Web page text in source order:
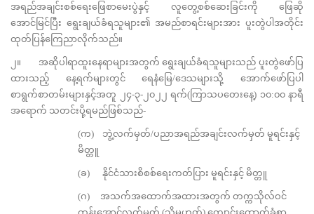
အရည်အချင်းစစ်ရေးဖြေစာမေးပွဲနှင့် လူတွေ့စစ်ဆေးခြင်းကို ဖြေဆို
အောင်မြင်ပြီး ရွေးချယ်ခံရသူများ၏ အမည်စာရင်းများအား ပူးတွဲပါအတိုင်း
ထုတ်ပြန်ကြေညာလိုက်သည်။
၂။ အဆိုပါရာထူးနေရာများအတွက် ရွေးချယ်ခံရသူများသည် ပူးတွဲဖော်ပြ
ထားသည့် နေ့ရက်များတွင် ရေနံမြေ/ဒေသများသို့ အောက်ဖော်ပြပါ
စာရွက်စာတမ်းများနှင့်အတူ ၂၄-၃-၂၀၂၂ ရက်(ကြာသပတေးနေ့) ၁၀:၀၀ နာရီ
အရောက် သတင်းပို့ရမည်ဖြစ်သည်-
(က) ဘွဲ့လက်မှတ်/ပညာအရည်အချင်းလက်မှတ် မူရင်းနှင့်
မိတ္တူ
(ခ) နိုင်ငံသားစိစစ်ရေးကတ်ပြား မူရင်းနှင့် မိတ္တူ
(ဂ) အသက်အထောက်အထားအတွက် တက္ကသိုလ်ဝင်